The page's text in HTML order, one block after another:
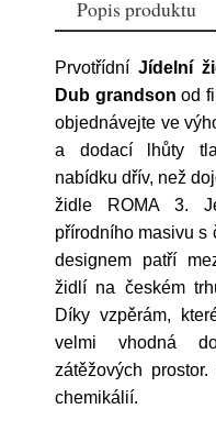
Popis produktu
Prvotřídní Jídelní
Dub grandson od
objednávejte ve
a dodací lhůty
nabídku dřív, než
židle ROMA 3.
přírodního masivu s
designem patří
židlí na českém
Díky vzpěrám,
velmi vhodná
zátěžových
chemikálií.